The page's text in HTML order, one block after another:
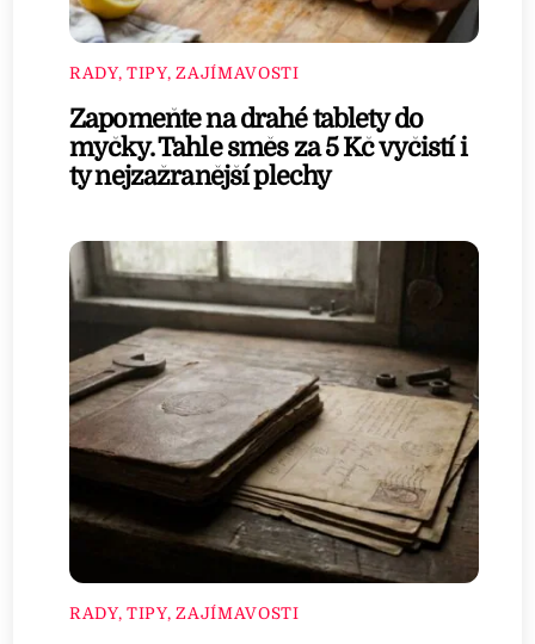
RADY, TIPY, ZAJÍMAVOSTI
Zapomeňte na drahé tablety do
myčky. Tahle směs za 5 Kč vyčistí i
ty nejzažranější plechy
RADY, TIPY, ZAJÍMAVOSTI